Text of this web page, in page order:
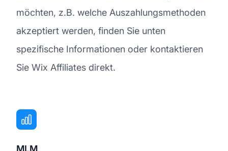
möchten, z.B. welche Auszahlungsmethoden
akzeptiert werden, finden Sie unten
spezifische Informationen oder kontaktieren
Sie Wix Affiliates direkt.
MLM